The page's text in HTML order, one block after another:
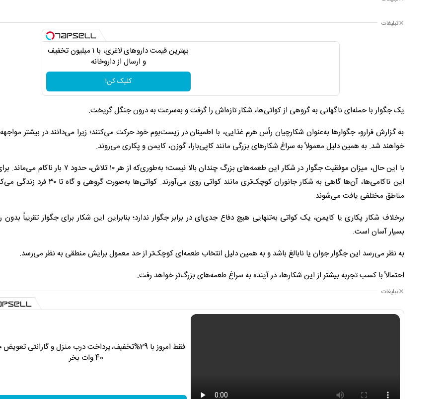
تبلیغات
بهترین قیمت داروهای لاغری، با ۱ میلیون تخفیف
و ارسال از داروخانه‌
کلیک کن!
یک جگوار با حمله‌ای ناگهانی به گروهی از کواتی‌ها، شکار تازه‌اش را گرفت و به‌سرعت به درون جنگل گریخت.
به گزارش فرارو، جگوارها به‌عنوان شکارچیان رأس هرم غذایی، با اطمینان در زیست‌بوم خود حرکت می‌کنند؛ زیرا می‌دانند در بیشتر
خواهند شد. به همین دلیل معمولاً به سراغ شکارهای بزرگی مانند کاپی‌بارا، گوزن، کایمن و پکاری می‌روند.
با این حال، میزان موفقیت جگوار در شکار این طعمه‌های بزرگ چندان بالا نیست؛ به‌طوری‌که از هر ۱۰
این ناکامی‌ها، آن‌ها گاهی به شکار جانوران کوچک‌تری مانند کواتی روی می‌آورند.
مناطق مختلفی یافت می‌شوند.
برخلاف شکار پکاری یا کایمن، یک کواتی به‌تنهایی هیچ دفاع جدی‌ای در برابر جگوار ندارد؛ بنابراین این شکار برای جگوار تقریباً
بسیار آسان است.
به نظر می‌رسد این جگوار جوان یا نابالغ باشد و به همین دلیل انتخاب طعمه‌ای کوچک‌تر از حد معمول برایش منطقی به نظر می‌رسد.
احتمالاً با کسب تجربه بیشتر از این شکارها، در آینده به سراغ طعمه‌های بزرگ‌تر خواهد رفت.
تبلیغات
فقط امروز با 29%تخفیف،پرداخت درب منزل و گارانتی
40 وات بخر